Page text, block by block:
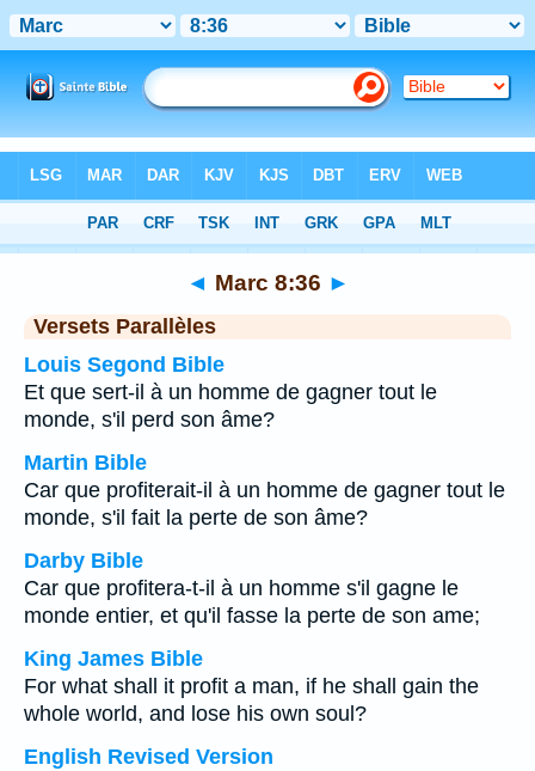
Chapitre 8> Verset 36
◄ Marc 8:36 ►
Versets Parallèles
Louis Segond Bible
Et que sert-il à un homme de gagner tout le
monde, s'il perd son âme?
Martin Bible
Car que profiterait-il à un homme de gagner tout le
monde, s'il fait la perte de son âme?
Darby Bible
Car que profitera-t-il à un homme s'il gagne le
monde entier, et qu'il fasse la perte de son ame;
King James Bible
For what shall it profit a man, if he shall gain the
whole world, and lose his own soul?
English Revised Version